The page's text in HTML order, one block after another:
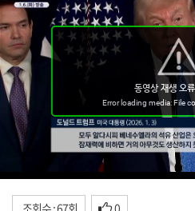
조회수 : 67회 0